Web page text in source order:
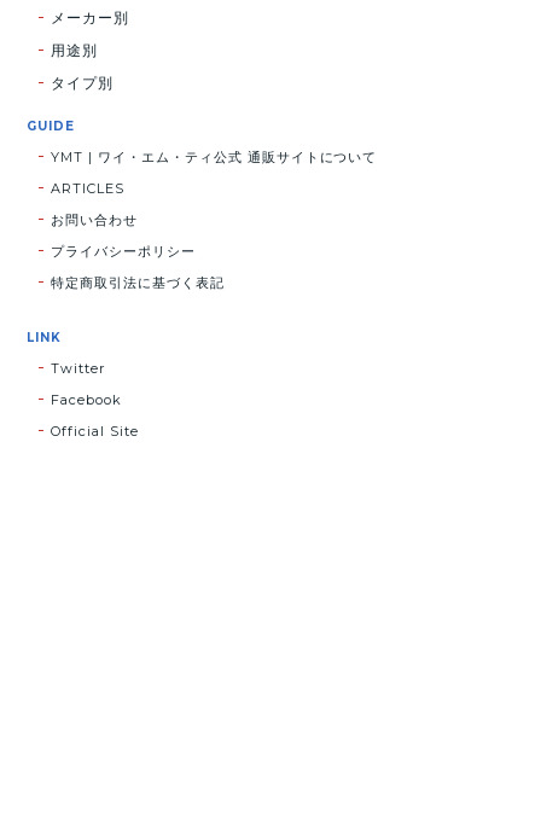
メーカー別
用途別
タイプ別
GUIDE
YMT | ワイ・エム・ティ公式 通販サイトについて
ARTICLES
お問い合わせ
プライバシーポリシー
特定商取引法に基づく表記
LINK
Twitter
Facebook
Official Site